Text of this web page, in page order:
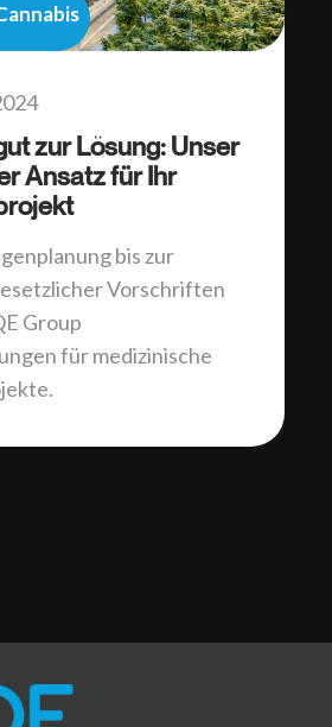
zur Lösung: Unser
Ansatz für Ihr
bis zur
Vorschriften
Group
für medizinische